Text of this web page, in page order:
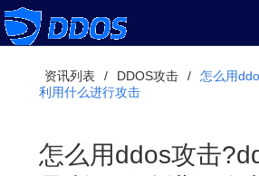
资讯列表 / DDOS攻击 /
怎么用
利用什么进行攻击
怎么用ddos攻击